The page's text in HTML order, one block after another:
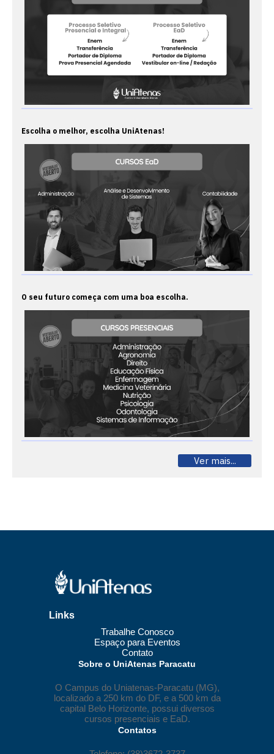
Escolha o melhor, escolha UniAtenas!
O seu futuro começa com uma boa escolha.
Ver mais...
Links
Trabalhe Conosco
Espaço para Eventos
Contato
Sobre o UniAtenas Paracatu
O Campus do Uniatenas-Paracatu (MG),
localizado a 250 km do DF, e a 500 km da
capital Belo Horizonte, possui diversos
cursos presenciais e EaD.
Contatos